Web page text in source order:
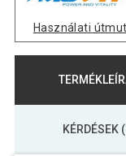
Használati
KÉRDÉSEK